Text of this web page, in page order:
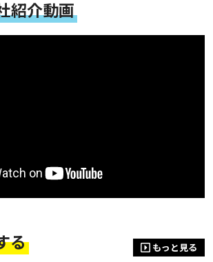
紹介動画
る もっと見る